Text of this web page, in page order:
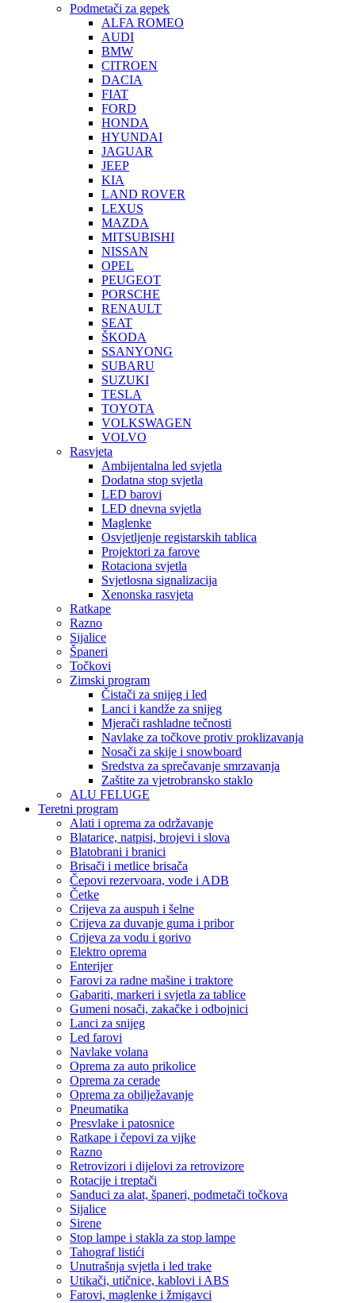
Podmetači za gepek
ALFA ROMEO
AUDI
BMW
CITROEN
DACIA
FIAT
FORD
HONDA
HYUNDAI
JAGUAR
JEEP
KIA
LAND ROVER
LEXUS
MAZDA
MITSUBISHI
NISSAN
OPEL
PEUGEOT
PORSCHE
RENAULT
SEAT
ŠKODA
SSANYONG
SUBARU
SUZUKI
TESLA
TOYOTA
VOLKSWAGEN
VOLVO
Rasvjeta
Ambijentalna led svjetla
Dodatna stop svjetla
LED barovi
LED dnevna svjetla
Maglenke
Osvjetljenje registarskih tablica
Projektori za farove
Rotaciona svjetla
Svjetlosna signalizacija
Xenonska rasvjeta
Ratkape
Razno
Sijalice
Španeri
Točkovi
Zimski program
Čistači za snijeg i led
Lanci i kandže za snijeg
Mjerači rashladne tečnosti
Navlake za točkove protiv proklizavanja
Nosači za skije i snowboard
Sredstva za sprečavanje smrzavanja
Zaštite za vjetrobransko staklo
ALU FELUGE
Teretni program
Alati i oprema za održavanje
Blatarice, natpisi, brojevi i slova
Blatobrani i branici
Brisači i metlice brisača
Čepovi rezervoara, vode i ADB
Četke
Crijeva za auspuh i šelne
Crijeva za duvanje guma i pribor
Crijeva za vodu i gorivo
Elektro oprema
Enterijer
Farovi za radne mašine i traktore
Gabariti, markeri i svjetla za tablice
Gumeni nosači, zakačke i odbojnici
Lanci za snijeg
Led farovi
Navlake volana
Oprema za auto prikolice
Oprema za cerade
Oprema za obilježavanje
Pneumatika
Presvlake i patosnice
Ratkape i čepovi za vijke
Razno
Retrovizori i dijelovi za retrovizore
Rotacije i treptači
Sanduci za alat, španeri, podmetači točkova
Sijalice
Sirene
Stop lampe i stakla za stop lampe
Tahograf listići
Unutrašnja svjetla i led trake
Utikači, utičnice, kablovi i ABS
Farovi, maglenke i žmigavci